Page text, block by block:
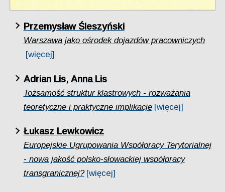
Przemysław Śleszyński
Warszawa jako ośrodek dojazdów pracowniczych
[więcej]
Adrian Lis, Anna Lis
Tożsamość struktur klastrowych - rozważania
teoretyczne i praktyczne implikacje [więcej]
Łukasz Lewkowicz
Europejskie Ugrupowania Współpracy Terytorialnej
- nowa jakość polsko-słowackiej współpracy
transgranicznej? [więcej]